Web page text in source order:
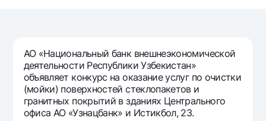
Золотые слитки от НБУ
Серебряный депозит
Visa FIFA
Mastercard
Зарплатные
Garmin pay
Тарифы
Акции
Мобильное приложение Milliy
АО «Национальный банк внешнеэкономической
деятельности Республики Узбекистан»
объявляет конкурс на оказание услуг по очистки
(мойки) поверхностей стеклопакетов и
гранитных покрытий в зданиях Центрального
офиса АО «Узнацбанк» и Истикбол, 23.